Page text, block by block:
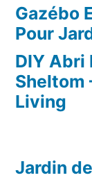
Gazébo
Pour
DIY Abri
Sheltom
Living
Jardin